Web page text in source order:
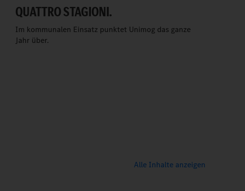
QUATTRO STAGIONI.
Im kommunalen Einsatz punktet Unimog das ganze
Jahr über.
Alle Inhalte anzeigen